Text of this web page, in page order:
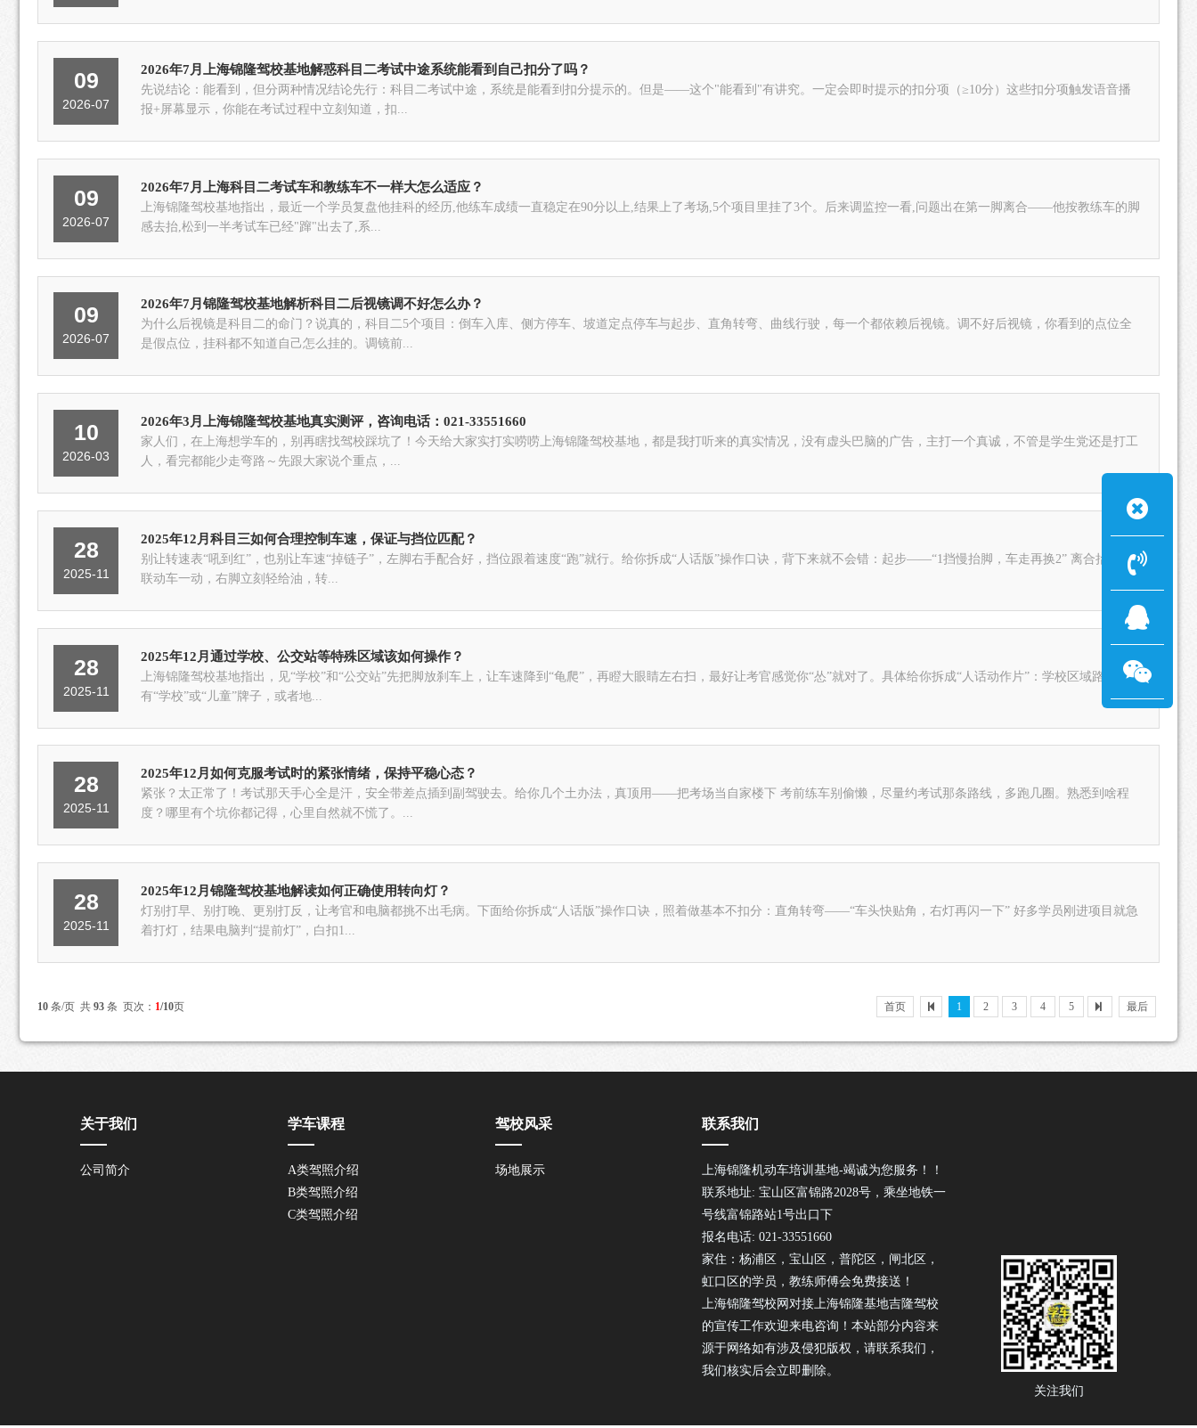
09
2026-07
2026年7月上海锦隆驾校基地解惑科目二考试中途系统能看到自己扣分了吗？
先说结论：能看到，但分两种情况结论先行：科目二考试中途，系统是能看到扣分提示的。但是——这个"能看到"有讲究。一定会即时提示的扣分项（≥10分）这些扣分项触发语音播
报+屏幕显示，你能在考试过程中立刻知道，扣...
09
2026-07
2026年7月上海科目二考试车和教练车不一样大怎么适应？
上海锦隆驾校基地指出，最近一个学员复盘他挂科的经历,他练车成绩一直稳定在90分以上,结果上了考场,5个项目里挂了3个。后来调监控一看,问题出在第一脚离合——他按教练车的脚
感去抬,松到一半考试车已经"蹿"出去了,系...
09
2026-07
2026年7月锦隆驾校基地解析科目二后视镜调不好怎么办？
为什么后视镜是科目二的命门？说真的，科目二5个项目：倒车入库、侧方停车、坡道定点停车与起步、直角转弯、曲线行驶，每一个都依赖后视镜。调不好后视镜，你看到的点位全
是假点位，挂科都不知道自己怎么挂的。调镜前...
10
2026-03
2026年3月上海锦隆驾校基地真实测评，咨询电话：021-33551660
家人们，在上海想学车的，别再瞎找驾校踩坑了！今天给大家实打实唠唠上海锦隆驾校基地，都是我打听来的真实情况，没有虚头巴脑的广告，主打一个真诚，不管是学生党还是打工
人，看完都能少走弯路～先跟大家说个重点，...
28
2025-11
2025年12月科目三如何合理控制车速，保证与挡位匹配？
别让转速表“吼到红”，也别让车速“掉链子”，左脚右手配合好，挡位跟着速度“跑”就行。给你拆成“人话版”操作口诀，背下来就不会错：起步——“1挡慢抬脚，车走再换2” 离合抬到半
联动车一动，右脚立刻轻给油，转...
28
2025-11
2025年12月通过学校、公交站等特殊区域该如何操作？
上海锦隆驾校基地指出，见“学校”和“公交站”先把脚放刹车上，让车速降到“龟爬”，再瞪大眼睛左右扫，最好让考官感觉你“怂”就对了。具体给你拆成“人话动作片”：学校区域路边
有“学校”或“儿童”牌子，或者地...
28
2025-11
2025年12月如何克服考试时的紧张情绪，保持平稳心态？
紧张？太正常了！考试那天手心全是汗，安全带差点插到副驾驶去。给你几个土办法，真顶用——把考场当自家楼下 考前练车别偷懒，尽量约考试那条路线，多跑几圈。熟悉到啥程
度？哪里有个坑你都记得，心里自然就不慌了。...
28
2025-11
2025年12月锦隆驾校基地解读如何正确使用转向灯？
灯别打早、别打晚、更别打反，让考官和电脑都挑不出毛病。下面给你拆成“人话版”操作口诀，照着做基本不扣分：直角转弯——“车头快贴角，右灯再闪一下” 好多学员刚进项目就急
着打灯，结果电脑判“提前灯”，白扣1...
10条/页 共 93条 页次： 1/10页 首页 1 2 3 4 5 最后
关于我们
公司简介
学车课程
A类驾照介绍
B类驾照介绍
C类驾照介绍
驾校风采
场地展示
关注我们
联系我们
上海锦隆机动车培训基地-竭诚为您服务！！
联系地址: 宝山区富锦路2028号，乘坐地铁一
号线富锦路站1号出口下
报名电话: 021-33551660
家住：杨浦区，宝山区，普陀区，闸北区，
虹口区的学员，教练师傅会免费接送！
上海锦隆驾校网对接上海锦隆基地吉隆驾校
的宣传工作欢迎来电咨询！本站部分内容来
源于网络如有涉及侵犯版权，请联系我们，
我们核实后会立即删除。